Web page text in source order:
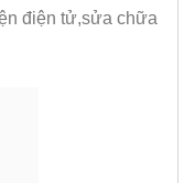
điện tử,sửa chữa